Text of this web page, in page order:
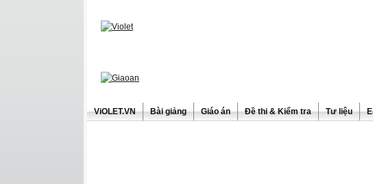
ViOLET.VN Bài giảng Giáo án Đề thi & Kiểm tra Tư liệu